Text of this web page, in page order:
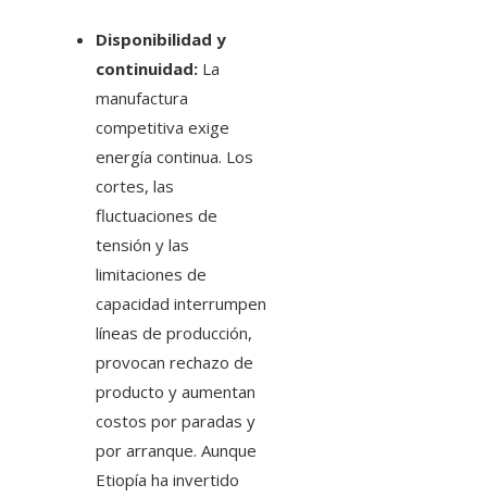
Disponibilidad y
continuidad: La
manufactura
competitiva exige
energía continua. Los
cortes, las
fluctuaciones de
tensión y las
limitaciones de
capacidad interrumpen
líneas de producción,
provocan rechazo de
producto y aumentan
costos por paradas y
por arranque. Aunque
Etiopía ha invertido